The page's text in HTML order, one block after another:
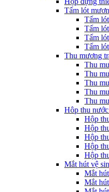
Tấm lót
Tấm
Tấm
Tấm
Tấm
Thu mương
Thu
Thu
Thu
Thu
Thu
Hôp thu
Hộp
Hộp
Hộp
Hộp
Hộp
Mắt hút vệ
Mắt
Mắt